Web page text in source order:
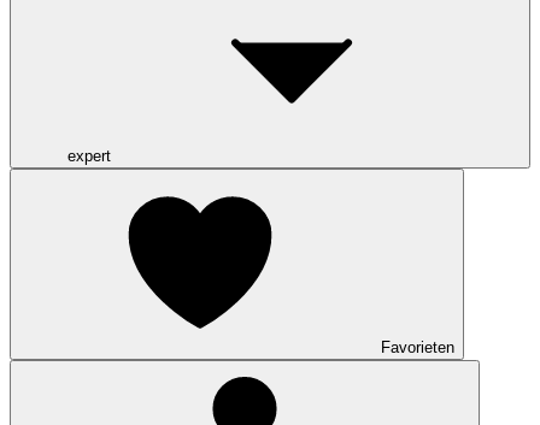
expert
Favorieten